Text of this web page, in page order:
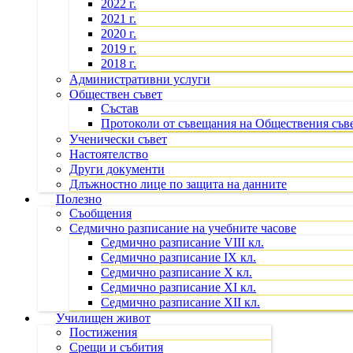
2022 г.
2021 г.
2020 г.
2019 г.
2018 г.
Административни услуги
Обществен съвет
Състав
Протоколи от съвещания на Обществения
Ученически съвет
Настоятелство
Други документи
Длъжностно лице по защита на данните
Полезно
Съобщения
Седмично разписание на учебните часове
Седмично разписание VIII кл.
Седмично разписание IX кл.
Седмично разписание X кл.
Седмично разписание XI кл.
Седмично разписание XII кл.
Училищен живот
Постижения
Срещи и събития